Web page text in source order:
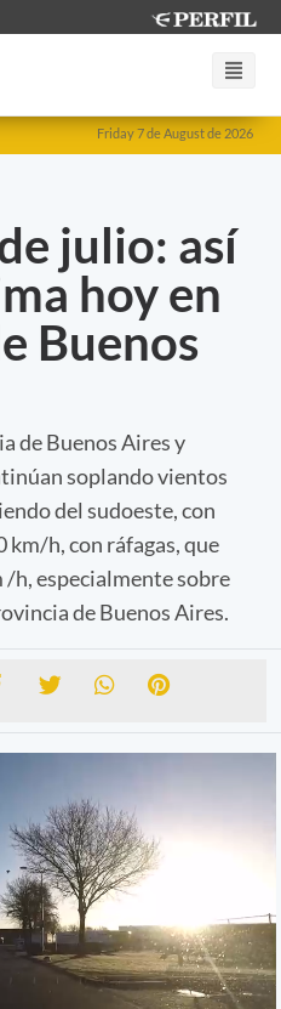
Friday 7 de August de 2026
julio: así
hoy en
Buenos
de Buenos Aires y
soplando vientos
del sudoeste, con
km/h, con ráfagas, que
h, especialmente sobre
de Buenos Aires.